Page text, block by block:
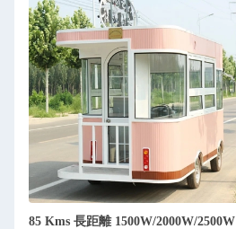
85 Kms 長距離 1500W/2000W/2500W